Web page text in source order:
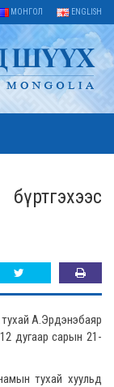
МОНГОЛ ENGLISH
А.Эрдэнэбаяр
дугаар сарын 21-
тухай хуульд